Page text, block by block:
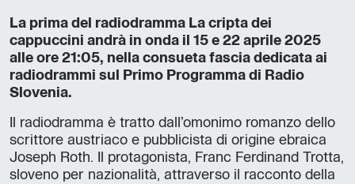
La prima del radiodramma La cripta dei
cappuccini andrà in onda il 15 e 22 aprile 2025
alle ore 21:05, nella consueta fascia dedicata ai
radiodrammi sul Primo Programma di Radio
Slovenia.
Il radiodramma è tratto dall’omonimo romanzo dello
scrittore austriaco e pubblicista di origine ebraica
Joseph Roth. Il protagonista, Franc Ferdinand Trotta,
sloveno per nazionalità, attraverso il racconto della